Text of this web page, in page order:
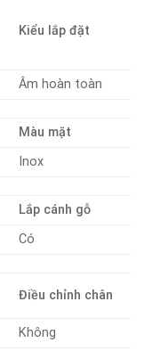
Kiểu lắp đặt
Âm hoàn toàn
Màu mặt
Inox
Lắp cánh gỗ
Có
Điều chỉnh chân
Không